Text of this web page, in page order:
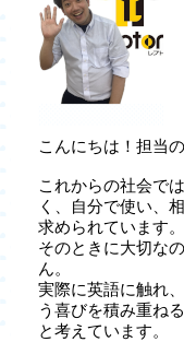
こんにちは！担当
これからの社会で
く、自分で使い、
求められています。
そのときに大切な
ん。
実際に英語に触れ
う喜びを積み重ね
と考えています。